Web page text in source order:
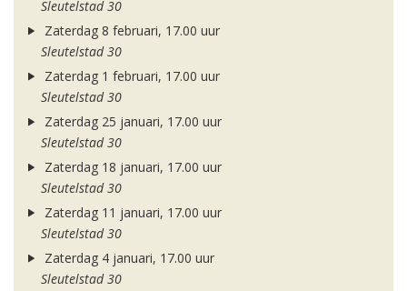
Sleutelstad 30
Zaterdag 8 februari, 17.00 uur
Sleutelstad 30
Zaterdag 1 februari, 17.00 uur
Sleutelstad 30
Zaterdag 25 januari, 17.00 uur
Sleutelstad 30
Zaterdag 18 januari, 17.00 uur
Sleutelstad 30
Zaterdag 11 januari, 17.00 uur
Sleutelstad 30
Zaterdag 4 januari, 17.00 uur
Sleutelstad 30